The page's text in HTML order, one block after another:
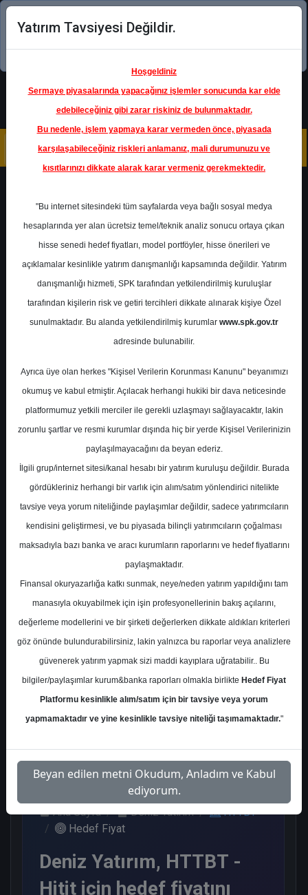
Şimdi uygulamayı indirin!
HTTBT - HITIT BILGISAYAR
Hedef Fiyat 77.00 ₺
Getiri
%0.00
0 4
En Yüksek Tahmin
Ortalama Fiyat Tahmini
Ortalama Getiri Potansiyeli
Kurum Sayısı
3
3
Ana Sayfa Deniz Yatırım
HTTBT
Hedef Fiyat
Deniz Yatırım, HTTBT -
Hitit için hedef fiyatını
Yatırım Tavsiyesi Değildir.
Hoşgeldiniz
Sermaye piyasalarında yapacağınız işlemler sonucunda kar elde
edebileceğiniz gibi zarar riskiniz de bulunmaktadır.
Bu nedenle, işlem yapmaya karar vermeden önce, piyasada
karşılaşabileceğiniz riskleri anlamanız, mali durumunuzu ve
kısıtlarınızı dikkate alarak karar vermeniz gerekmektedir.
"Bu internet sitesindeki tüm sayfalarda veya bağlı sosyal medya
hesaplarında yer alan ücretsiz temel/teknik analiz sonucu ortaya çıkan
hisse senedi hedef fiyatları, model portföyler, hisse önerileri ve
açıklamalar kesinlikle yatırım danışmanlığı kapsamında değildir. Yatırım
danışmanlığı hizmeti, SPK tarafından yetkilendirilmiş kuruluşlar
tarafından kişilerin risk ve getiri tercihleri dikkate alınarak kişiye Özel
sunulmaktadır. Bu alanda yetkilendirilmiş kurumlar www.spk.gov.tr
adresinde bulunabilir.
Ayrıca üye olan herkes "Kişisel Verilerin Korunması Kanunu" beyanımızı
okumuş ve kabul etmiştir. Açılacak herhangi hukiki bir dava neticesinde
platformumuz yetkili merciler ile gerekli uzlaşmayı sağlayacaktır, lakin
zorunlu şartlar ve resmi kurumlar dışında hiç bir yerde Kişisel Verilerinizin
paylaşılmayacağını da beyan ederiz.
İlgili grup/internet sitesi/kanal hesabı bir yatırım kuruluşu değildir. Burada
gördükleriniz herhangi bir varlık için alım/satım yönlendirici nitelikte
tavsiye veya yorum niteliğinde paylaşımlar değildir, sadece yatırımcıların
kendisini geliştirmesi, ve bu piyasada bilinçli yatırımcıların çoğalması
maksadıyla bazı banka ve aracı kurumların raporlarını ve hedef fiyatlarını
paylaşmaktadır.
Finansal okuryazarlığa katkı sunmak, neye/neden yatırım yapıldığını tam
manasıyla okuyabilmek için işin profesyonellerinin bakış açılarını,
değerleme modellerini ve bir şirketi değerlerken dikkate aldıkları kriterleri
göz önünde bulundurabilirsiniz, lakin yalnızca bu raporlar veya analizlere
güvenerek yatırım yapmak sizi maddi kayıplara uğratabilir.. Bu
bilgiler/paylaşımlar kurum&banka raporları olmakla birlikte Hedef Fiyat
Platformu kesinlikle alım/satım için bir tavsiye veya yorum
yapmamaktadır ve yine kesinlikle tavsiye niteliği taşımamaktadır."
Beyan edilen metni Okudum, Anladım ve Kabul
ediyorum.